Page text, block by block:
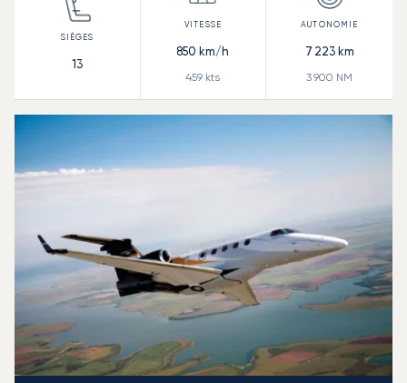
13
850 km/h
459 kts
7 223km
3 900 NM